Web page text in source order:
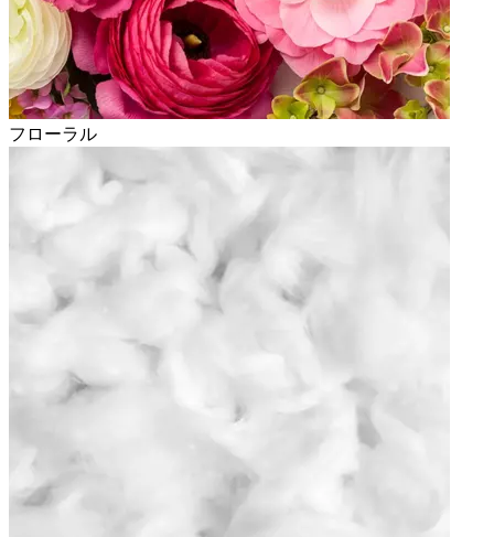
フローラル